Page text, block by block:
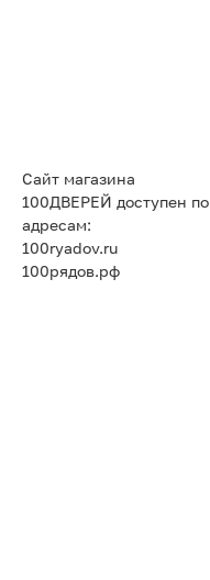
Сайт магазина
100ДВЕРЕЙ доступен по
адресам:
100ryadov.ru
100рядов.рф